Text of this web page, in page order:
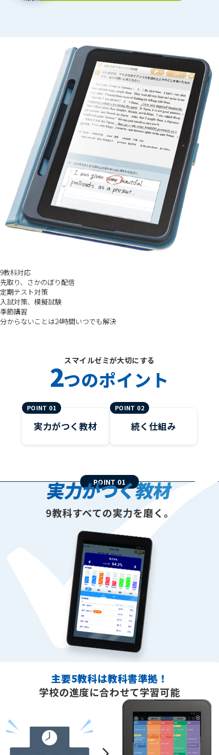
9教科対応
先取り、さかのぼり配信
定期テスト対策
入試対策、模擬試験
季節講習
分からないことは24時間いつでも解決
スマイルゼミが大切にする
2つのポイント
POINT 01
実力がつく教材
POINT 02
続く仕組み
POINT 01
主要5教科は教科書準拠！
学校の進度に合わせて学習可能